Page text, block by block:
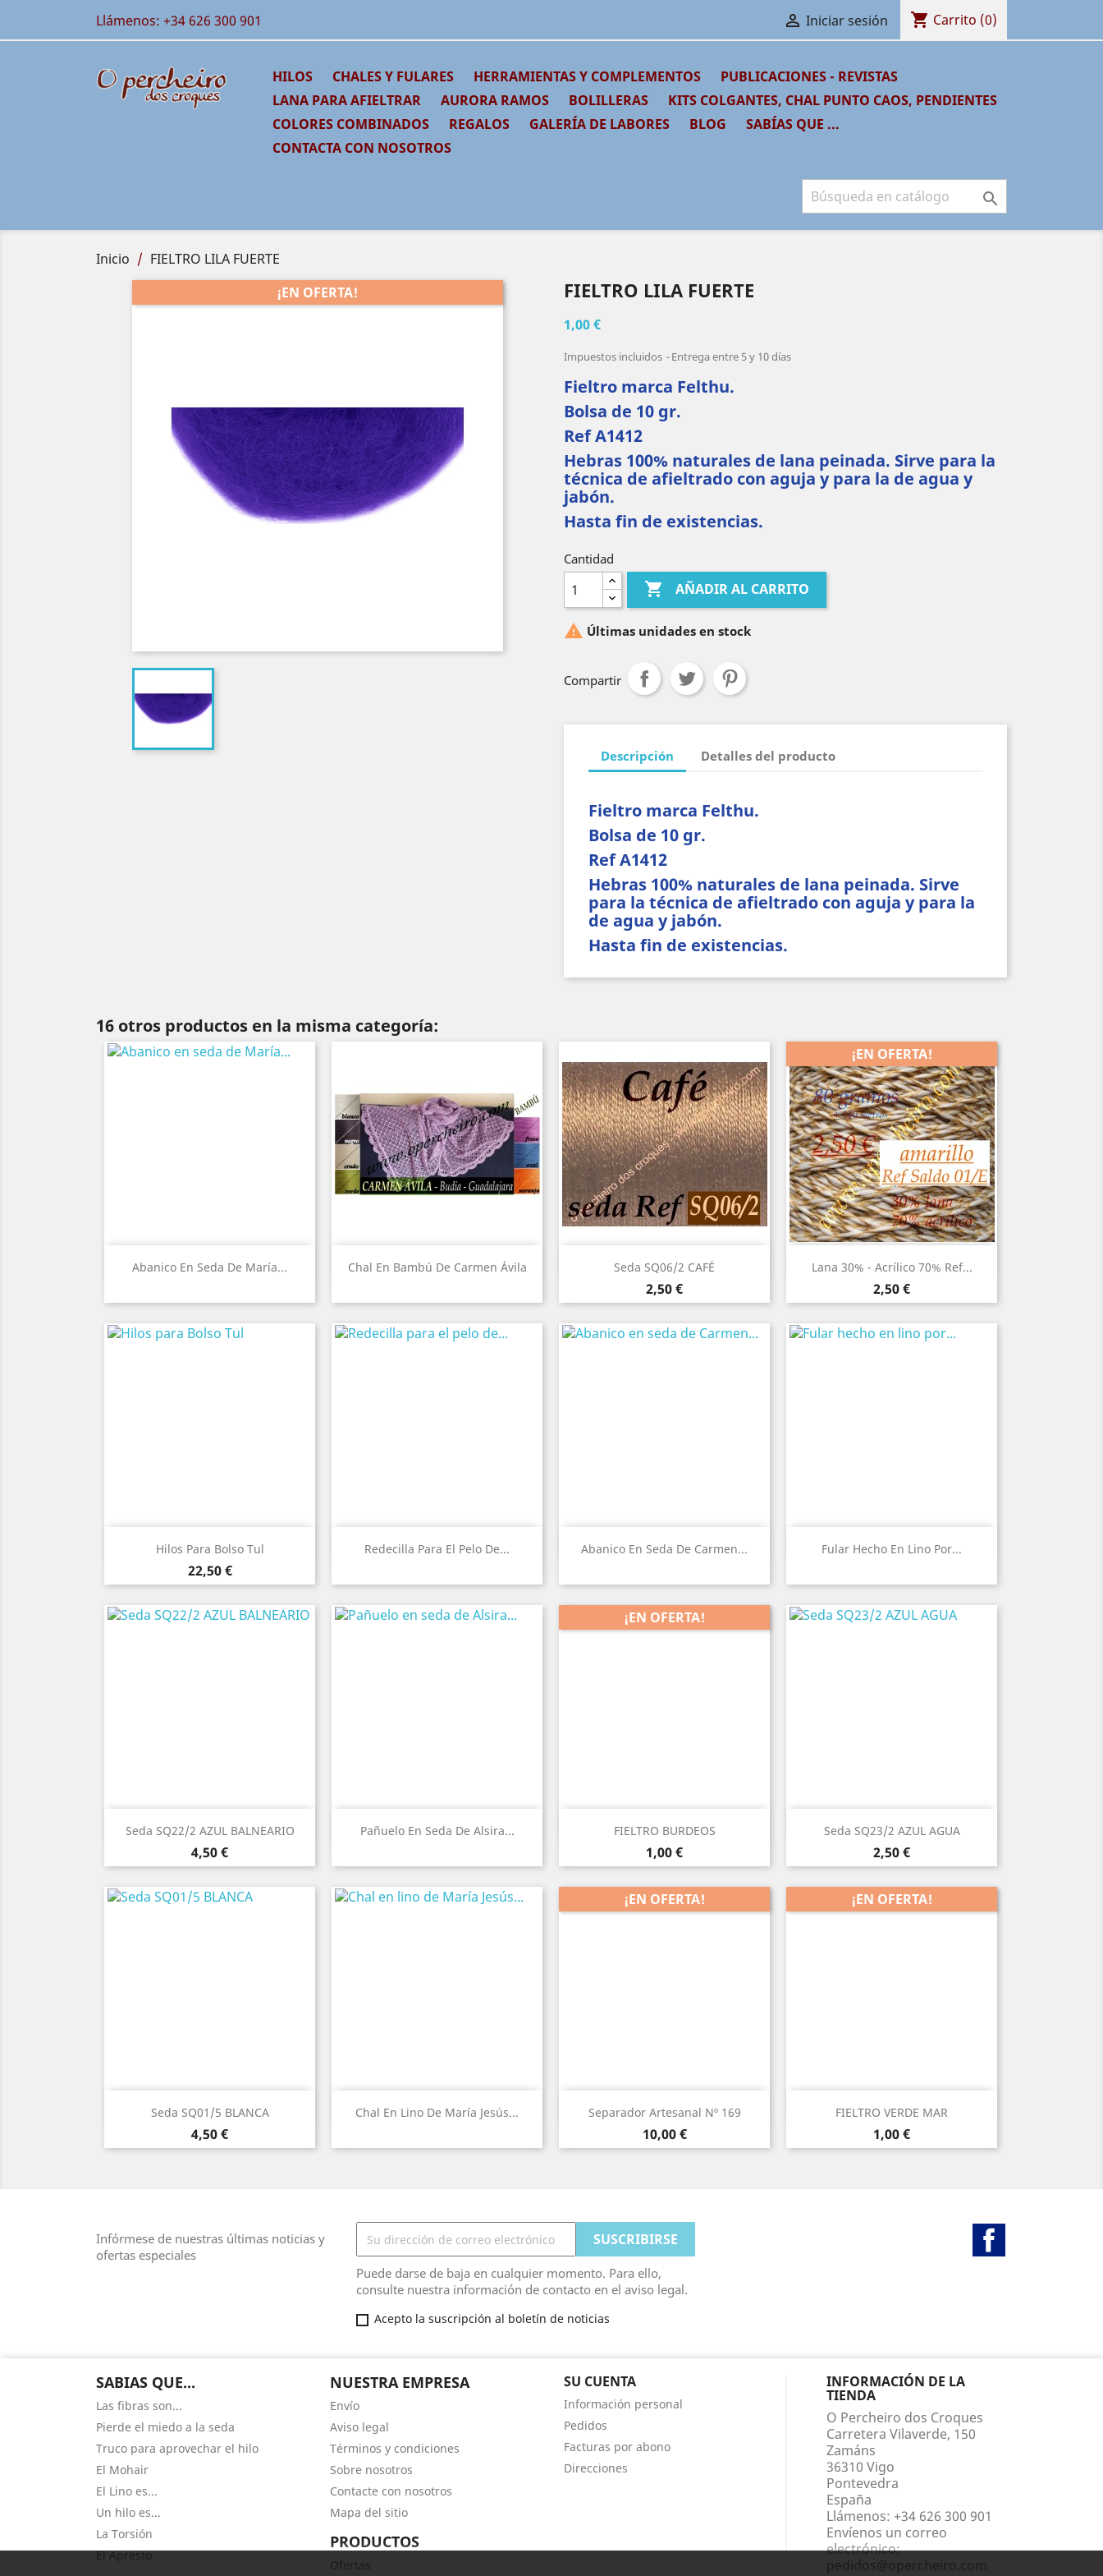
Llámenos: +34 626 300 901  Iniciar sesión shopping_cart Carrito (0)
HILOS CHALES Y FULARES HERRAMIENTAS Y COMPLEMENTOS
PUBLICACIONES - REVISTAS
LANA PARA AFIELTRAR
AURORA RAMOS BOLILLERAS
KITS COLGANTES, CHAL PUNTO CAOS, PENDIENTES
COLORES COMBINADOS
REGALOS GALERÍA DE LABORES BLOG
SABÍAS QUE ...
CONTACTA CON NOSOTROS

Inicio
FIELTRO LILA FUERTE
¡EN OFERTA!
FIELTRO LILA FUERTE
1,00 €
Impuestos incluidos Entrega entre 5 y 10 días
Fieltro marca Felthu.
Bolsa de 10 gr.
Ref A1412
Hebras 100% naturales de lana peinada. Sirve para la
técnica de afieltrado con aguja y para la de agua y
jabón.
Hasta fin de existencias.
Cantidad
 AÑADIR AL CARRITO
 Últimas unidades en stock
Compartir
Descripción Detalles del producto
Fieltro marca Felthu.
Bolsa de 10 gr.
Ref A1412
Hebras 100% naturales de lana peinada. Sirve
para la técnica de afieltrado con aguja y para la
de agua y jabón.
Hasta fin de existencias.
16 otros productos en la misma categoría:
Abanico En Seda De María...
Vista rápida Chal En Bambú De Carmen Ávila
Vista rápida Seda SQ06/2 CAFÉ
Precio
2,50 €
Vista rápida Lana 30% - Acrílico 70% Ref...
Precio
2,50 €
¡EN OFERTA!
 Vista rápida
Hilos Para Bolso Tul
Precio
22,50 €
Vista rápida Redecilla Para El Pelo De...
Vista rápida Abanico En Seda De Carmen...
Vista rápida Fular Hecho En Lino Por...
Vista rápida
Seda SQ22/2 AZUL BALNEARIO
Precio
4,50 €
Vista rápida Pañuelo En Seda De Alsira...
 Vista rápida FIELTRO BURDEOS
Precio
1,00 €
¡EN OFERTA!
Vista rápida Seda SQ23/2 AZUL AGUA
Precio
2,50 €
Vista rápida
Seda SQ01/5 BLANCA
Precio
4,50 €
 Vista rápida Chal En Lino De María Jesús...
Vista rápida Separador Artesanal Nº 169
Precio
10,00 €
¡EN OFERTA!
Vista rápida FIELTRO VERDE MAR
Precio
1,00 €
¡EN OFERTA!
Vista rápida
Infórmese de nuestras últimas noticias y
ofertas especiales
Puede darse de baja en cualquier momento. Para ello,
consulte nuestra información de contacto en el aviso legal.
Acepto la suscripción al boletín de noticias
SABIAS QUE...
Las fibras son...
Pierde el miedo a la seda
Truco para aprovechar el hilo
El Mohair
El Lino es...
Un hilo es...
La Torsión
El Apresto
NUESTRA EMPRESA
Envío
Aviso legal
Términos y condiciones
Sobre nosotros
Contacte con nosotros
Mapa del sitio
PRODUCTOS
Ofertas
SU CUENTA
Información personal
Pedidos
Facturas por abono
Direcciones
INFORMACIÓN DE LA
TIENDA
O Percheiro dos Croques
Carretera Vilaverde, 150
Zamáns
36310 Vigo
Pontevedra
España
Llámenos: +34 626 300 901
Envíenos un correo
electrónico:
pedidos@opercheiro.com